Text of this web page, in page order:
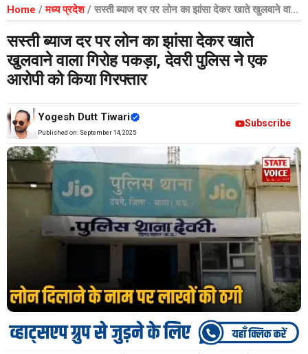
Home /मध्य प्रदेश/ सस्ती ब्याज दर पर लोन का झांसा देकर खाते खुलवाने वाला
गिरोह पकड़ा, देवरी पुलिस ने एक आरोपी को किया गिरफ्तार
सस्ती ब्याज दर पर लोन का झांसा देकर खाते
खुलवाने वाला गिरोह पकड़ा, देवरी पुलिस ने एक
आरोपी को किया गिरफ्तार
Yogesh Dutt Tiwari
Published on: September 14, 2025
Subscribe